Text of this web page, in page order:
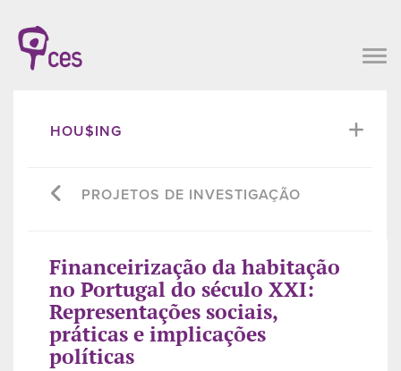
HOU$ING
PROJETOS DE INVESTIGAÇÃO
Financeirização da habitação
no Portugal do século XXI:
Representações sociais,
práticas e implicações
políticas